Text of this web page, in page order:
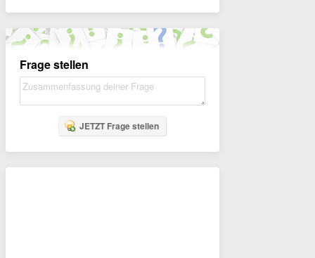
Frage stellen
JETZT Frage stellen